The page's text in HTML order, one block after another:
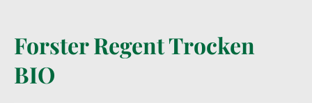
Forster Regent Trocken
BIO